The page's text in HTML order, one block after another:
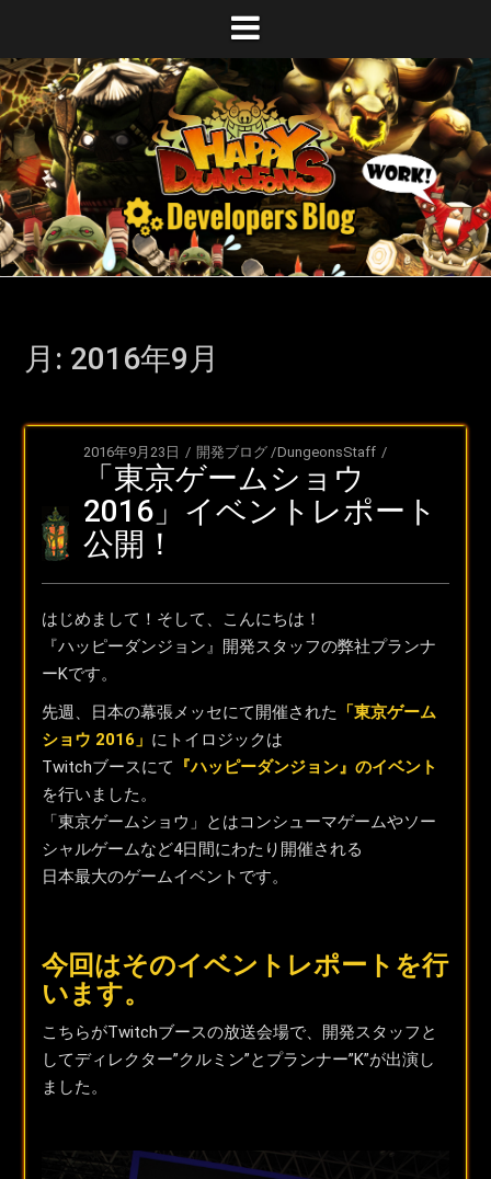
ン
ツ
へ
ス
キ
ッ
プ
ハッピーダンジョン
開発者ブログ
ハッピーダンジョンの開発風景やイベントレポートなど
をお届けします！
月: 2016年9月
2016年9月23日 開発ブログ /DungeonsStaff
「東京ゲームショウ
2016」イベントレポート
公開！
はじめまして！そして、こんにちは！
『ハッピーダンジョン』開発スタッフの弊社プランナ
ーKです。
先週、日本の幕張メッセにて開催された
「東京ゲーム
ショウ 2016」 にトイロジックは
Twitchブースにて
『ハッピーダンジョン』のイベント
を行いました。
「東京ゲームショウ」とはコンシューマゲームやソー
シャルゲームなど4日間にわたり開催される
日本最大のゲームイベントです。
今回はそのイベントレポートを行
います。
こちらがTwitchブースの放送会場で、開発スタッフと
してディレクター”クルミン”とプランナー”K”が出演し
ました。